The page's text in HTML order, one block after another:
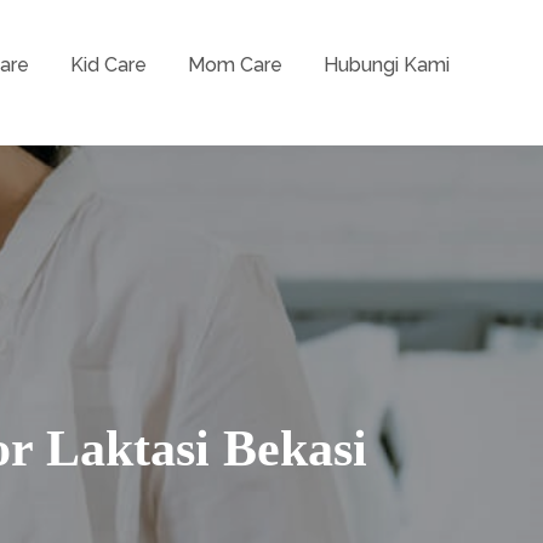
Kid Care Mom Care Hubungi Kami
Laktasi Bekasi